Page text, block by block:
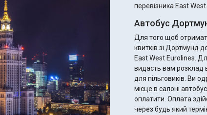
перевізника East West
Автобус
Для того щоб
квитків зі Дортмунд
East West Eurolines.
видасть вам розклад
для пільговиків. Ви одразу можете підібрати ідеальний рейс, найзручніше для вас
місце в салоні
оплатити. Оплата
через будь який